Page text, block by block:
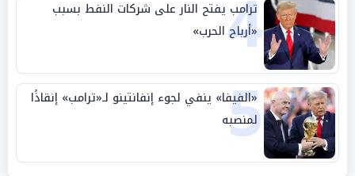
4
ترامب يفتح النار على شركات النفط بسبب
«أرباح الحرب»
5
«الفيفا» ينفي لجوء إنفانتينو لـ«ترامب» إنقاذًا
لمنصبه